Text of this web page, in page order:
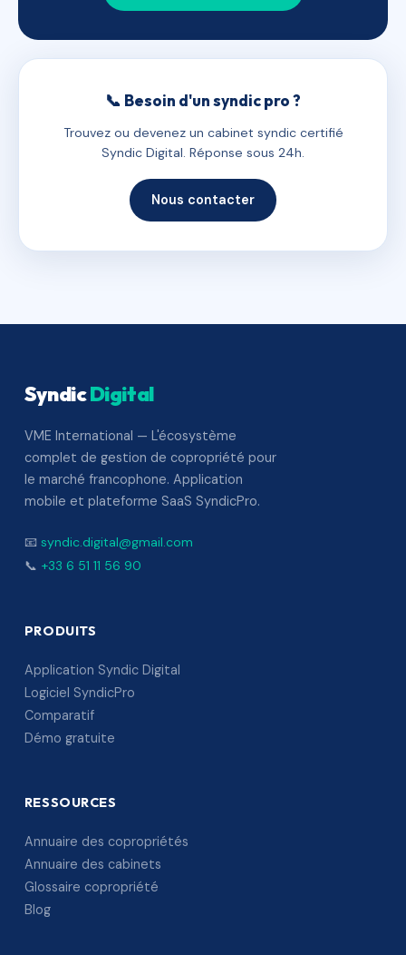
📞 Besoin d'un syndic pro ?
Trouvez ou devenez un cabinet syndic certifié
Syndic Digital. Réponse sous 24h.
Nous contacter
SyndicDigital
VME International — L'écosystème
complet de gestion de copropriété pour
le marché francophone. Application
mobile et plateforme SaaS SyndicPro.
📧 syndic.digital@gmail.com
📞 +33 6 51 11 56 90
PRODUITS
Application Syndic Digital
Logiciel SyndicPro
Comparatif
Démo gratuite
RESSOURCES
Annuaire des copropriétés
Annuaire des cabinets
Glossaire copropriété
Blog